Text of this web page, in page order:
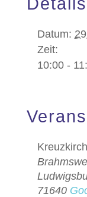
Datum:
Zeit:
10:00 -
71640